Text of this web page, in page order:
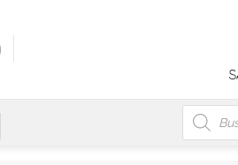
Búsqueda
de
productos